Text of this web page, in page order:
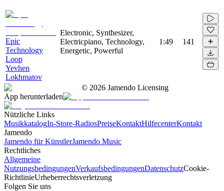
Epic
Technology
Loop
Yevhen
Lokhmatov
Electronic, Synthesizer,
Electricpiano, Technology,
Energetic, Powerful
1:49 141
© 2026 Jamendo Licensing
App herunterladen
Nützliche Links
MusikkatalogIn-Store-RadiosPreiseKontaktHilfecenterKontakt
Jamendo
Jamendo für KünstlerJamendo Music
Rechtliches
Allgemeine
NutzungsbedingungenVerkaufsbedingungenDatenschutzCookie-
RichtlinieUrheberrechtsverletzung
Folgen Sie uns